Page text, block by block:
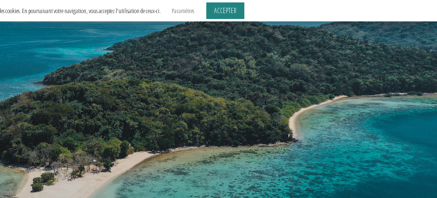
cookies. En poursuivant votre navigation, vous acceptez l'utilisation de ceux-ci. Paramètres ACCEPTER